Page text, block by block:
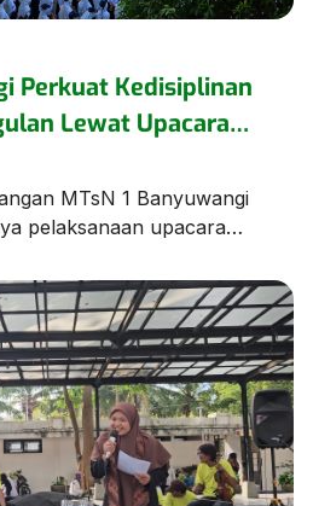
Perkuat Kedisiplinan
Lewat Upacara
Inggris
MTsN 1 Banyuwangi
pelaksanaan upacara
upacara dilaksanakan
menunjukkan
membiasakan kemampuan
siswanya. Bertindak
Upacara, Bapak Munawar
amanat penting
akademik, program